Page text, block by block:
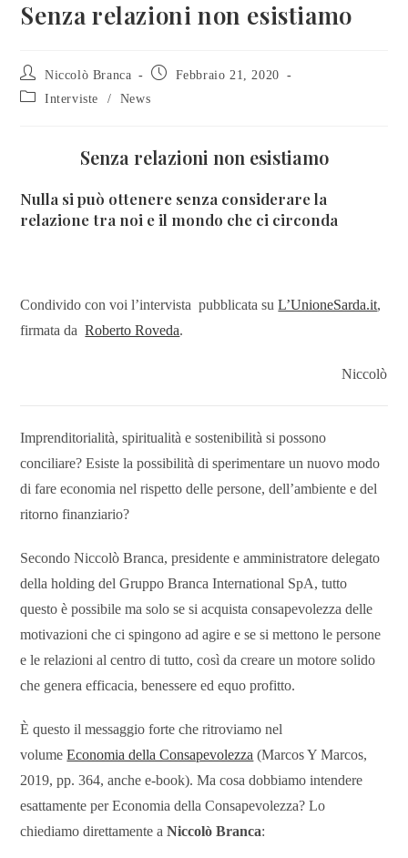
Senza relazioni non esistiamo
Niccolò Branca
Febbraio 21, 2020
Interviste
/ News
Senza relazioni non esistiamo
Nulla si può ottenere senza considerare la
relazione tra noi e il mondo che ci circonda
Condivido con voi l’intervista pubblicata suL’UnioneSarda.it,
firmata daRoberto Roveda.
Niccolò
Imprenditorialità, spiritualità e sostenibilità si possono
conciliare? Esiste la possibilità di sperimentare un nuovo modo
di fare economia nel rispetto delle persone, dell’ambiente e del
ritorno finanziario?
Secondo Niccolò Branca, presidente e amministratore delegato
della holding del Gruppo Branca International SpA, tutto
questo è possibile ma solo se si acquista consapevolezza delle
motivazioni che ci spingono ad agire e se si mettono le persone
e le relazioni al centro di tutto, così da creare un motore solido
che genera efficacia, benessere ed equo profitto.
È questo il messaggio forte che ritroviamo nel
volumeEconomia della Consapevolezza (Marcos Y Marcos,
2019, pp. 364, anche e-book). Ma cosa dobbiamo intendere
esattamente per Economia della Consapevolezza? Lo
chiediamo direttamente aNiccolò Branca: